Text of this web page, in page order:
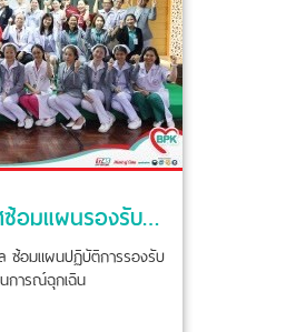
ประมวลภาพบรรยากาศซ้อมแผนรองรับอุบัติภัยหมู่ พร้อมรับสถานการณ์ฉุกเฉิน
ซ้อมแผนปฏิบัติการรองรับ
การณ์ฉุกเฉิน